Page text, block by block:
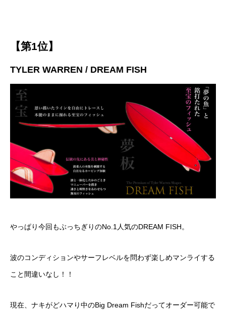
【第1位】
TYLER WARREN / DREAM FISH
やっぱり今回もぶっちぎりのNo.1人気のDREAM FISH。
波のコンディションやサーフレベルを問わず楽しめマンライする
こと間違いなし！！
現在、ナキがどハマり中のBig Dream Fishだってオーダー可能で